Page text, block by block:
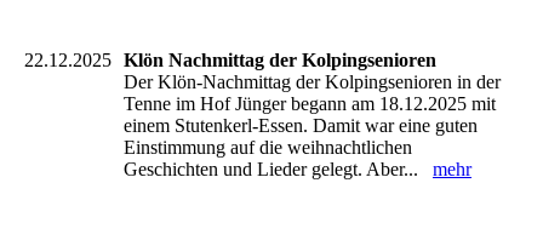
22.12.2025 Klön Nachmittag der Kolpingsenioren
Der Klön-Nachmittag der Kolpingsenioren in der
Tenne im Hof Jünger begann am 18.12.2025 mit
einem Stutenkerl-Essen. Damit war eine guten
Einstimmung auf die weihnachtlichen
Geschichten und Lieder gelegt. Aber... mehr